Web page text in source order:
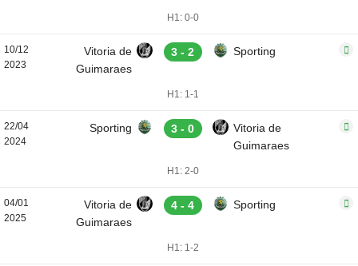
H1: 0-0
10/12
2023
Vitoria de
Guimaraes
3 - 2 Sporting
H1: 1-1
22/04
2024
Sporting 3 - 0
Vitoria de
Guimaraes
H1: 2-0
04/01
2025
Vitoria de
Guimaraes
4 - 4 Sporting
H1: 1-2